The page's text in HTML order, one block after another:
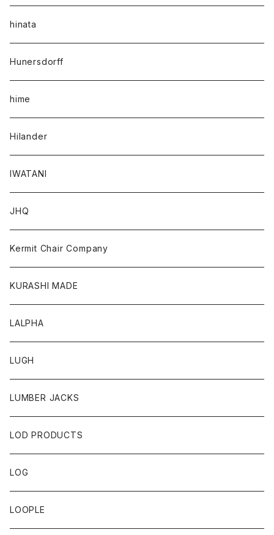
hinata
Hunersdorff
hime
Hilander
IWATANI
JHQ
Kermit Chair Company
KURASHI MADE
LALPHA
LUGH
LUMBER JACKS
LOD PRODUCTS
LOG
LOOPLE